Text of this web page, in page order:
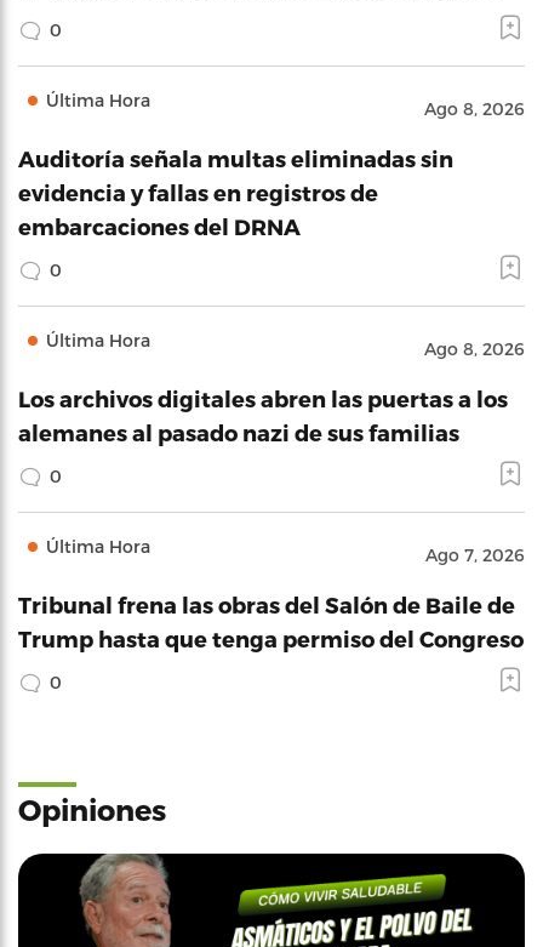
0
Última Hora Ago 8, 2026
Auditoría señala multas eliminadas sin
evidencia y fallas en registros de
embarcaciones del DRNA
0
Última Hora Ago 8, 2026
Los archivos digitales abren las puertas a los
alemanes al pasado nazi de sus familias
0
Última Hora Ago 7, 2026
Tribunal frena las obras del Salón de Baile de
Trump hasta que tenga permiso del Congreso
0
Opiniones